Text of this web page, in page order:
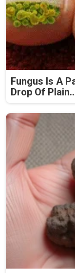
Fungus Is A
Drop Of